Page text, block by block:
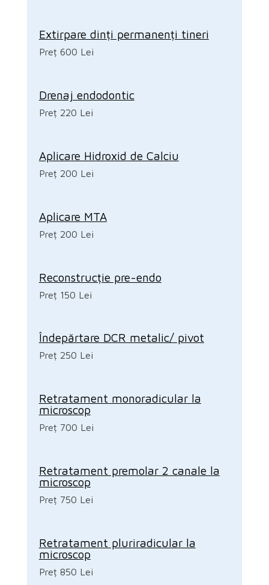
Extirpare dinți permanenți tineri
Preț 600 Lei
Drenaj endodontic
Preț 220 Lei
Aplicare Hidroxid de Calciu
Preț 200 Lei
Aplicare MTA
Preț 200 Lei
Reconstrucție pre-endo
Preț 150 Lei
Îndepărtare DCR metalic/ pivot
Preț 250 Lei
Retratament monoradicular la
microscop
Preț 700 Lei
Retratament premolar 2 canale la
microscop
Preț 750 Lei
Retratament pluriradicular la
microscop
Preț 850 Lei